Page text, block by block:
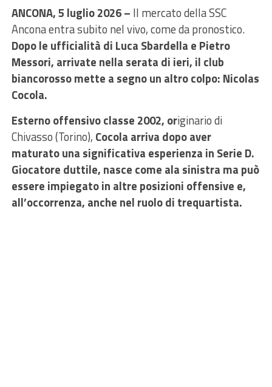
ANCONA, 5 luglio 2026 – Il mercato della SSC
Ancona entra subito nel vivo, come da pronostico.
Dopo le ufficialità di Luca Sbardella e Pietro
Messori, arrivate nella serata di ieri, il club
biancorosso mette a segno un altro colpo: Nicolas
Cocola.
Esterno offensivo classe 2002, originario di
Chivasso (Torino), Cocola arriva dopo aver
maturato una significativa esperienza in Serie D.
Giocatore duttile, nasce come ala sinistra ma può
essere impiegato in altre posizioni offensive e,
all’occorrenza, anche nel ruolo di trequartista.